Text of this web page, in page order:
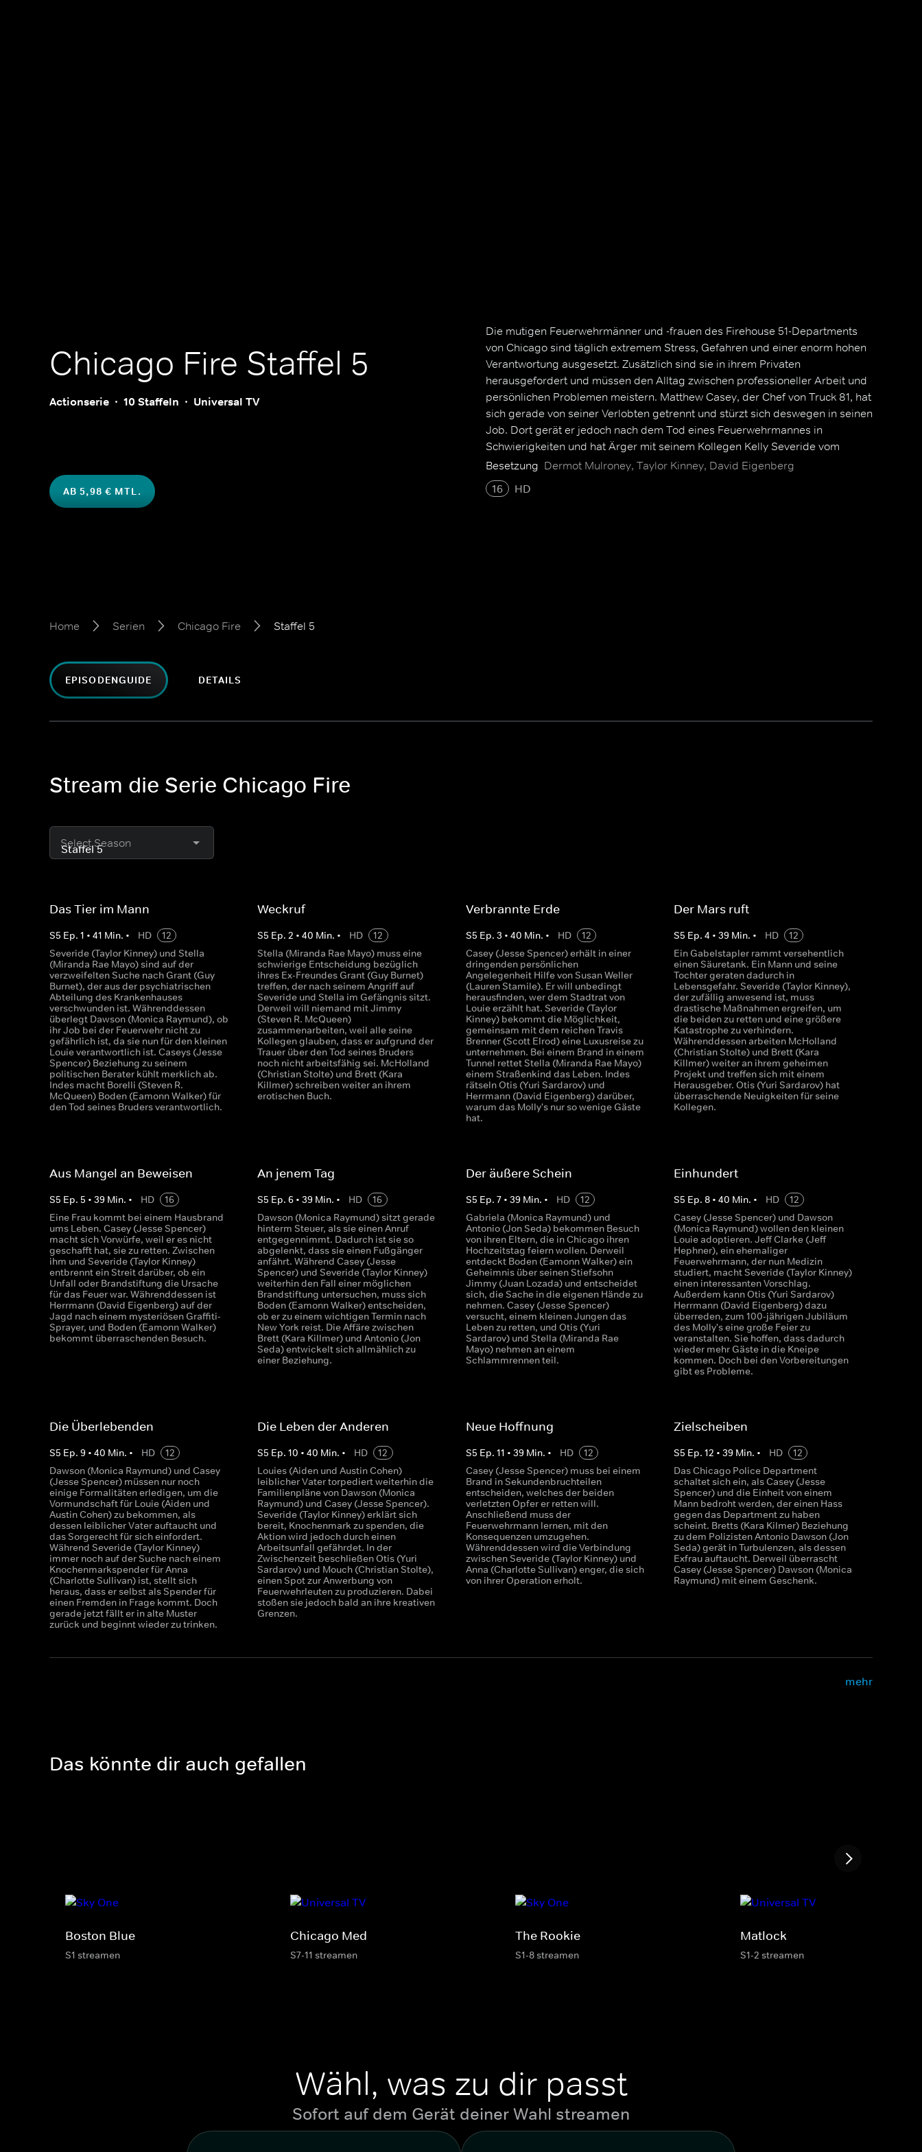
Chicago Fire Staffel 5
Actionserie 10 Staffeln Universal TV
AB 5,98 € MTL.
Die mutigen Feuerwehrmänner und -frauen des Firehouse 51-Departments
von Chicago sind täglich extremem Stress, Gefahren und einer enorm hohen
Verantwortung ausgesetzt. Zusätzlich sind sie in ihrem Privaten
herausgefordert und müssen den Alltag zwischen professioneller Arbeit und
persönlichen Problemen meistern. Matthew Casey, der Chef von Truck 81, hat
sich gerade von seiner Verlobten getrennt und stürzt sich deswegen in seinen
Job. Dort gerät er jedoch nach dem Tod eines Feuerwehrmannes in
Schwierigkeiten und hat Ärger mit seinem Kollegen Kelly Severide vom
Rescue Squad. Trotz einiger Reibereien ist das Department jedoch für die
meisten Team-Mitglieder wie eine Ersatzfamilie, die ihnen dabei hilft, mit den
zum Teil traumatischen Erlebnissen umzugehen.
Besetzung Dermot Mulroney, Taylor Kinney, David Eigenberg
16
HD
Home Serien Chicago Fire Staffel 5
EPISODENGUIDE DETAILS
Stream die Serie Chicago Fire
Select Season
Das Tier im Mann
S5 Ep. 1 • 41 Min. • HD
12
Severide (Taylor Kinney) und Stella
(Miranda Rae Mayo) sind auf der
verzweifelten Suche nach Grant (Guy
Burnet), der aus der psychiatrischen
Abteilung des Krankenhauses
verschwunden ist. Währenddessen
überlegt Dawson (Monica Raymund), ob
ihr Job bei der Feuerwehr nicht zu
gefährlich ist, da sie nun für den kleinen
Louie verantwortlich ist. Caseys (Jesse
Spencer) Beziehung zu seinem
politischen Berater kühlt merklich ab.
Indes macht Borelli (Steven R.
McQueen) Boden (Eamonn Walker) für
den Tod seines Bruders verantwortlich.
Weckruf
S5 Ep.2 •40 Min. • HD
12
Stella (Miranda Rae Mayo) muss eine
schwierige Entscheidung bezüglich
ihres Ex-Freundes Grant (Guy Burnet)
treffen, der nach seinem Angriff auf
Severide und Stella im Gefängnis sitzt.
Derweil will niemand mit Jimmy
(Steven R. McQueen)
zusammenarbeiten, weil alle seine
Kollegen glauben, dass er aufgrund der
Trauer über den Tod seines Bruders
noch nicht arbeitsfähig sei. McHolland
(Christian Stolte) und Brett (Kara
Killmer) schreiben weiter an ihrem
erotischen Buch.
Verbrannte Erde
S5 Ep. 3 • 40 Min. • HD
12
Casey (Jesse Spencer) erhält in einer
dringenden persönlichen
Angelegenheit Hilfe von Susan Weller
(Lauren Stamile). Er will unbedingt
herausfinden, wer dem Stadtrat von
Louie erzählt hat. Severide (Taylor
Kinney) bekommt die Möglichkeit,
gemeinsam mit dem reichen Travis
Brenner (Scott Elrod) eine Luxusreise zu
unternehmen. Bei einem Brand in einem
Tunnel rettet Stella (Miranda Rae Mayo)
einem Straßenkind das Leben. Indes
rätseln Otis (Yuri Sardarov) und
Herrmann (David Eigenberg) darüber,
warum das Molly's nur so wenige Gäste
hat.
Der Mars ruft
S5 Ep. 4 • 39Min. • HD
12
Ein Gabelstapler rammt versehentlich
einen Säuretank. Ein Mann und seine
Tochter geraten dadurch in
Lebensgefahr. Severide (Taylor Kinney),
der zufällig anwesend ist, muss
drastische Maßnahmen ergreifen, um
die beiden zu retten und eine größere
Katastrophe zu verhindern.
Währenddessen arbeiten McHolland
(Christian Stolte) und Brett (Kara
Killmer) weiter an ihrem geheimen
Projekt und treffen sich mit einem
Herausgeber. Otis (Yuri Sardarov) hat
überraschende Neuigkeiten für seine
Kollegen.
Aus Mangel an Beweisen
S5 Ep. 5 • 39 Min. • HD
16
Eine Frau kommt bei einem Hausbrand
ums Leben. Casey (Jesse Spencer)
macht sich Vorwürfe, weil er es nicht
geschafft hat, sie zu retten. Zwischen
ihm und Severide (Taylor Kinney)
entbrennt ein Streit darüber, ob ein
Unfall oder Brandstiftung die Ursache
für das Feuer war. Währenddessen ist
Herrmann (David Eigenberg) auf der
Jagd nach einem mysteriösen Graffiti-
Sprayer, und Boden (Eamonn Walker)
bekommt überraschenden Besuch.
An jenem Tag
S5 Ep.6 •39 Min. • HD
16
Dawson (Monica Raymund) sitzt gerade
hinterm Steuer, als sie einen Anruf
entgegennimmt. Dadurch ist sie so
abgelenkt, dass sie einen Fußgänger
anfährt. Während Casey (Jesse
Spencer) und Severide (Taylor Kinney)
weiterhin den Fall einer möglichen
Brandstiftung untersuchen, muss sich
Boden (Eamonn Walker) entscheiden,
ob er zu einem wichtigen Termin nach
New York reist. Die Affäre zwischen
Brett (Kara Killmer) und Antonio (Jon
Seda) entwickelt sich allmählich zu
einer Beziehung.
Der äußere Schein
S5 Ep. 7• 39Min. • HD
12
Gabriela (Monica Raymund) und
Antonio (Jon Seda) bekommen Besuch
von ihren Eltern, die in Chicago ihren
Hochzeitstag feiern wollen. Derweil
entdeckt Boden (Eamonn Walker) ein
Geheimnis über seinen Stiefsohn
Jimmy (Juan Lozada) und entscheidet
sich, die Sache in die eigenen Hände zu
nehmen. Casey (Jesse Spencer)
versucht, einem kleinen Jungen das
Leben zu retten, und Otis (Yuri
Sardarov) und Stella (Miranda Rae
Mayo) nehmen an einem
Schlammrennen teil.
Einhundert
S5 Ep. 8• 40 Min. • HD
12
Casey (Jesse Spencer) und Dawson
(Monica Raymund) wollen den kleinen
Louie adoptieren. Jeff Clarke (Jeff
Hephner), ein ehemaliger
Feuerwehrmann, der nun Medizin
studiert, macht Severide (Taylor Kinney)
einen interessanten Vorschlag.
Außerdem kann Otis (Yuri Sardarov)
Herrmann (David Eigenberg) dazu
überreden, zum 100-jährigen Jubiläum
des Molly's eine große Feier zu
veranstalten. Sie hoffen, dass dadurch
wieder mehr Gäste in die Kneipe
kommen. Doch bei den Vorbereitungen
gibt es Probleme.
Die Überlebenden
S5 Ep. 9 • 40 Min. • HD
12
Dawson (Monica Raymund) und Casey
(Jesse Spencer) müssen nur noch
einige Formalitäten erledigen, um die
Vormundschaft für Louie (Aiden und
Austin Cohen) zu bekommen, als
dessen leiblicher Vater auftaucht und
das Sorgerecht für sich einfordert.
Während Severide (Taylor Kinney)
immer noch auf der Suche nach einem
Knochenmarkspender für Anna
(Charlotte Sullivan) ist, stellt sich
heraus, dass er selbst als Spender für
einen Fremden in Frage kommt. Doch
gerade jetzt fällt er in alte Muster
zurück und beginnt wieder zu trinken.
Die Leben der Anderen
S5 Ep.10 •40 Min. • HD
12
Louies (Aiden und Austin Cohen)
leiblicher Vater torpediert weiterhin die
Familienpläne von Dawson (Monica
Raymund) und Casey (Jesse Spencer).
Severide (Taylor Kinney) erklärt sich
bereit, Knochenmark zu spenden, die
Aktion wird jedoch durch einen
Arbeitsunfall gefährdet. In der
Zwischenzeit beschließen Otis (Yuri
Sardarov) und Mouch (Christian Stolte),
einen Spot zur Anwerbung von
Feuerwehrleuten zu produzieren. Dabei
stoßen sie jedoch bald an ihre kreativen
Grenzen.
Neue Hoffnung
S5 Ep. 11 • 39Min. • HD
12
Casey (Jesse Spencer) muss bei einem
Brand in Sekundenbruchteilen
entscheiden, welches der beiden
verletzten Opfer er retten will.
Anschließend muss der
Feuerwehrmann lernen, mit den
Konsequenzen umzugehen.
Währenddessen wird die Verbindung
zwischen Severide (Taylor Kinney) und
Anna (Charlotte Sullivan) enger, die sich
von ihrer Operation erholt.
Zielscheiben
S5 Ep. 12 • 39Min. • HD
12
Das Chicago Police Department
schaltet sich ein, als Casey (Jesse
Spencer) und die Einheit von einem
Mann bedroht werden, der einen Hass
gegen das Department zu haben
scheint. Bretts (Kara Kilmer) Beziehung
zu dem Polizisten Antonio Dawson (Jon
Seda) gerät in Turbulenzen, als dessen
Exfrau auftaucht. Derweil überrascht
Casey (Jesse Spencer) Dawson (Monica
Raymund) mit einem Geschenk.
mehr
Das könnte dir auch gefallen
Boston Blue
S1 streamen
Chicago Med
S7-11 streamen
The Rookie
S1-8 streamen
Matlock
S1-2 streamen
Wähl, was zu dir passt
Sofort auf dem Gerät deiner Wahl streamen